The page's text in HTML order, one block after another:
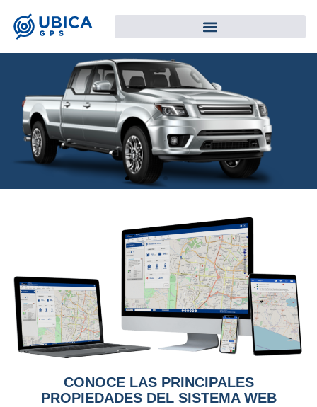
CONOCE LAS PRINCIPALES
PROPIEDADES DEL SISTEMA WEB